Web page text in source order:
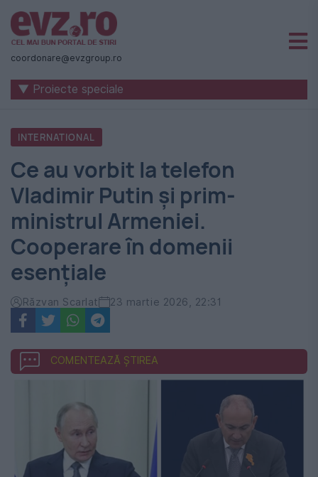
Știri
naționale
internaționale
România
-
Evenimentul
Zilei
coordonare@evzgroup.ro
▼ Proiecte speciale
INTERNATIONAL
Ce au vorbit la telefon
Vladimir Putin și prim-
ministrul Armeniei.
Cooperare în domenii
esențiale
Răzvan Scarlat 23 martie 2026, 22:31
COMENTEAZĂ ȘTIREA